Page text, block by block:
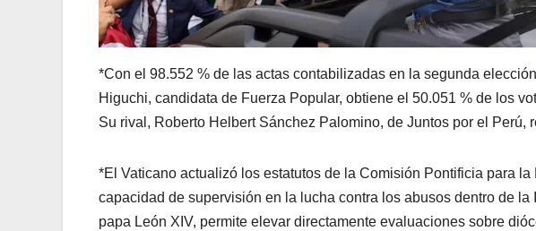
*Con el 98.552 % de las actas contabilizadas en la segunda
Higuchi, candidata de Fuerza Popular, obtiene el 50.051 % de los
Su rival, Roberto Helbert Sánchez Palomino, de Juntos por el Perú,
*El Vaticano actualizó los estatutos de la Comisión Pontificia para
capacidad de supervisión en la lucha contra los abusos dentro de
papa León XIV, permite elevar directamente evaluaciones sobre